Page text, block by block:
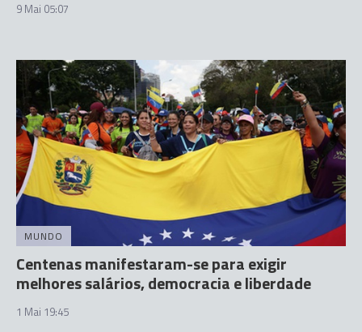
9 Mai 05:07
MUNDO
Centenas manifestaram-se para exigir
melhores salários, democracia e liberdade
1 Mai 19:45